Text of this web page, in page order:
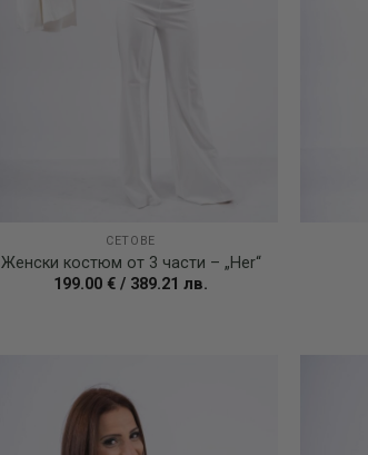
СЕТОВЕ
Женски костюм от 3 части – „Her“
199.00 € / 389.21 лв.